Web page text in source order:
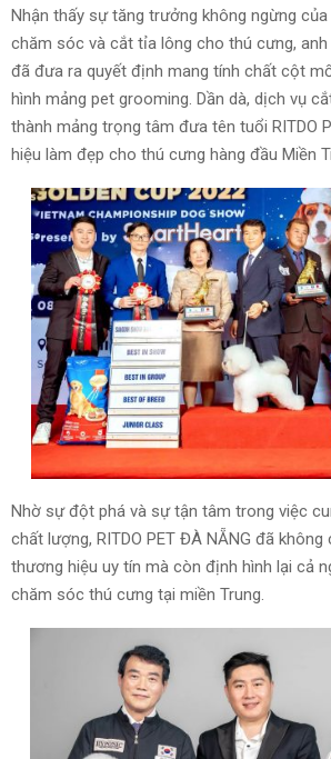
Nhận thấy sự tăng trưởng không ngừng
chăm sóc và cắt tỉa lông cho thú cưng, anh
đã đưa ra quyết định mang tính chất cột
hình mảng pet grooming. Dần dà, dịch vụ
thành mảng trọng tâm đưa tên tuổi RITDO
hiệu làm đẹp cho thú cưng hàng đầu Miền
Nhờ sự đột phá và sự tận tâm trong việc
chất lượng, RITDO PET ĐÀ NẴNG đã
thương hiệu uy tín mà còn định hình lại cả
chăm sóc thú cưng tại miền Trung.